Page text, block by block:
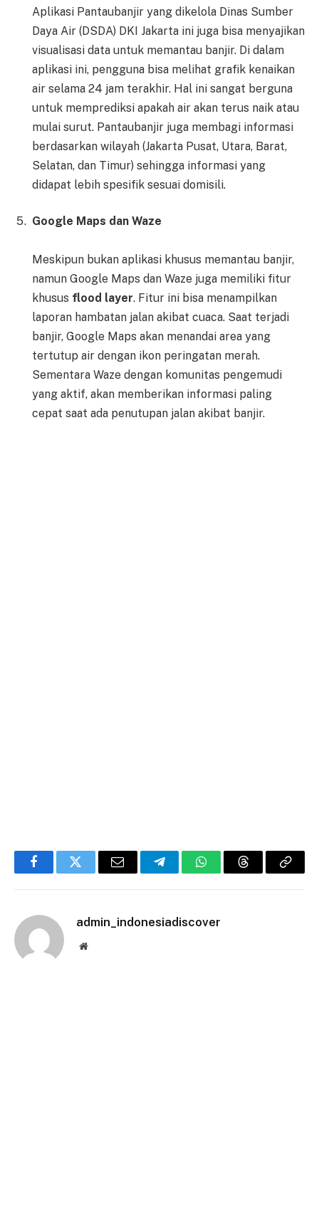
Aplikasi Pantaubanjir yang dikelola Dinas Sumber
Daya Air (DSDA) DKI Jakarta ini juga bisa menyajikan
visualisasi data untuk memantau banjir. Di dalam
aplikasi ini, pengguna bisa melihat grafik kenaikan
air selama 24 jam terakhir. Hal ini sangat berguna
untuk memprediksi apakah air akan terus naik atau
mulai surut. Pantaubanjir juga membagi informasi
berdasarkan wilayah (Jakarta Pusat, Utara, Barat,
Selatan, dan Timur) sehingga informasi yang
didapat lebih spesifik sesuai domisili.
Google Maps dan Waze
Meskipun bukan aplikasi khusus memantau banjir,
namun Google Maps dan Waze juga memiliki fitur
khusus flood layer. Fitur ini bisa menampilkan
laporan hambatan jalan akibat cuaca. Saat terjadi
banjir, Google Maps akan menandai area yang
tertutup air dengan ikon peringatan merah.
Sementara Waze dengan komunitas pengemudi
yang aktif, akan memberikan informasi paling
cepat saat ada penutupan jalan akibat banjir.
FacebookTwitter Email TelegramWhatsAppThreadsCopy
admin_indonesiadiscover
Website